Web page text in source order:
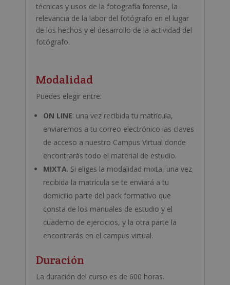
técnicas y usos de la fotografía forense, la
relevancia de la labor del fotógrafo en el lugar
de los hechos y el desarrollo de la actividad del
fotógrafo.
Modalidad
Puedes elegir entre:
ON LINE: una vez recibida tu matrícula,
enviaremos a tu correo electrónico las claves
de acceso a nuestro Campus Virtual donde
encontrarás todo el material de estudio.
MIXTA. Si eliges la modalidad mixta, una vez
recibida la matrícula se te enviará a tu
domicilio parte del pack formativo que
consta de los manuales de estudio y el
cuaderno de ejercicios, y la otra parte la
encontrarás en el campus virtual.
Duración
La duración del curso es de 600 horas.